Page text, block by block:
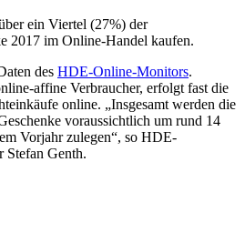
im Handel
Infomaterial
Cyber-Sicherheit
am Point of
ein Viertel (27%) der
2017 im Online-Handel kaufen.
des HDE-Online-Monitors.
affine Verbraucher, erfolgt fast die
online. „Insgesamt werden die
voraussichtlich um rund 14
Vorjahr zulegen“, so HDE-
Stefan Genth.